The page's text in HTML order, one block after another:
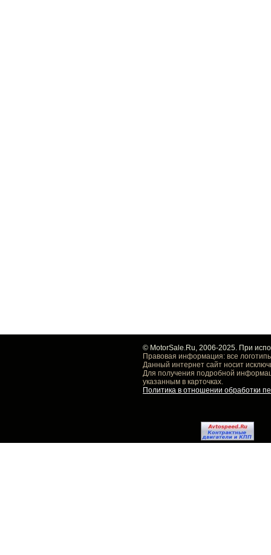
© MotorSale.Ru, 2006-2025. При
Правовая информация: все
Данный интернет сайт носит
Для получения подробной
указанным в карточках.
Политика в отношении обработки